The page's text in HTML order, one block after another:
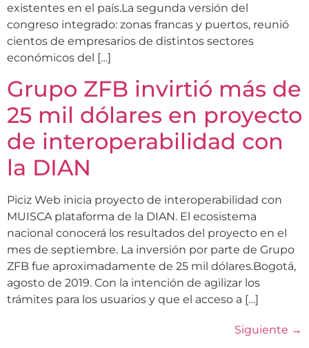
existentes en el país.La segunda versión del
congreso integrado: zonas francas y puertos, reunió
cientos de empresarios de distintos sectores
económicos del […]
Grupo ZFB invirtió más de
25 mil dólares en proyecto
de interoperabilidad con
la DIAN
Piciz Web inicia proyecto de interoperabilidad con
MUISCA plataforma de la DIAN. El ecosistema
nacional conocerá los resultados del proyecto en el
mes de septiembre. La inversión por parte de Grupo
ZFB fue aproximadamente de 25 mil dólares.Bogotá,
agosto de 2019. Con la intención de agilizar los
trámites para los usuarios y que el acceso a […]
Siguiente →